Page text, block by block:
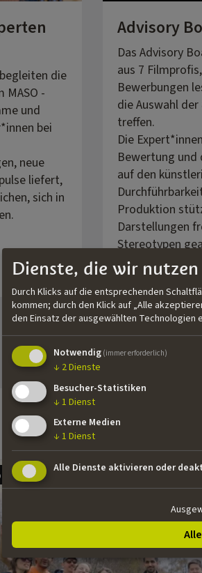
die
-
und
bei
neue
liefert,
sich in
Advisory
Das Advisory
aus 7
Bewerbungen
die Auswahl
treffen.
Die
Bewertung und
auf den
Produktion
Darstellungen
Stereotypen
Mehr Infos!
Dienste, die wir
Durch Klicks auf die entsprechenden
kommen; durch den Klick auf „Alle
den Einsatz der ausgewählten Technologien
Notwendig (immer erforderlich)
↓ 2Dienste
Besucher-Statistiken
↓ 1 Dienst
Externe Medien
↓ 1 Dienst
Alle Dienste aktivieren oder